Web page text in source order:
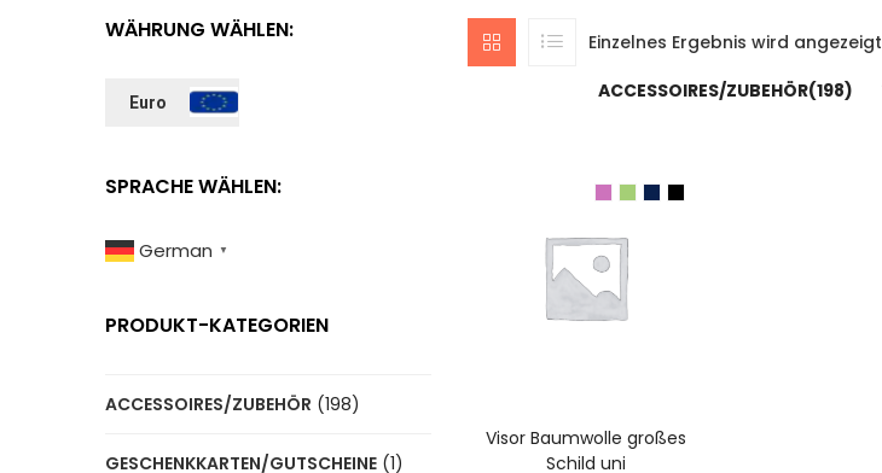
Einzelnes Ergebnis wird angezeigt
ACCESSOIRES/ZUBEHÖR(198)
Visor Baumwolle großes
Schild uni
WÄHRUNG WÄHLEN:
Euro
SPRACHE WÄHLEN:
German ▼
PRODUKT-KATEGORIEN
ACCESSOIRES/ZUBEHÖR (198)
GESCHENKKARTEN/GUTSCHEINE (1)